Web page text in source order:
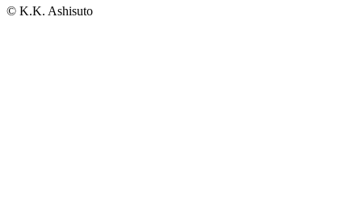
© K.K. Ashisuto